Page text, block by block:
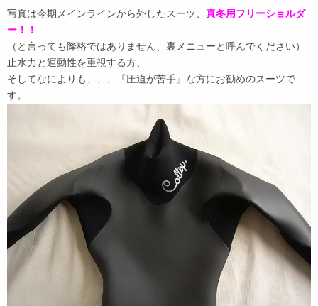
写真は今期メインラインから外したスーツ、 真冬用フリーショルダ
ー！！
（と言っても降格ではありません、裏メニューと呼んでください）
止水力と運動性を重視する方、
そしてなによりも、、、『圧迫が苦手』な方にお勧めのスーツで
す。